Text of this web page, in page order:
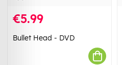
€5.99
Bullet Head - DVD